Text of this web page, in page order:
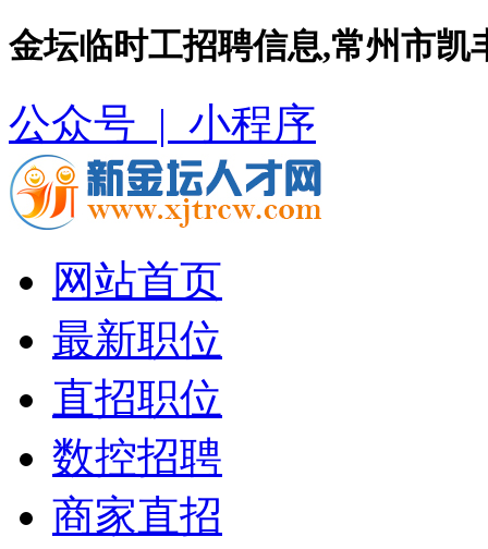
金坛临时工招聘信息,常州市
公众号 | 小程序
网站首页
最新职位
直招职位
数控招聘
商家直招